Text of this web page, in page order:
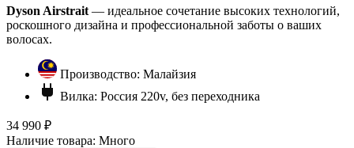
Dyson Airstrait — идеальное сочетание высоких технологий,
роскошного дизайна и профессиональной заботы о ваших
волосах.
Производство: Малайзия
Вилка: Россия 220v, без переходника
34 990 ₽
Наличие товара: Много